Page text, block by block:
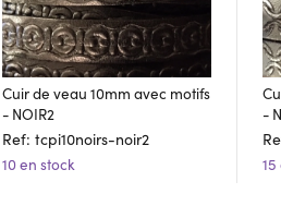
Cuir de veau 10mm avec motifs
- NOIR2
Ref: tcpi10noirs-noir2
10 en stock
-